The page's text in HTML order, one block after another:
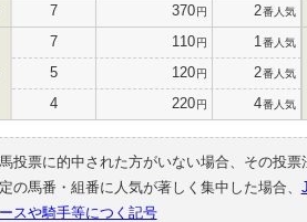
7 370円 2番人気
7 110円 1 番人気
5 120円 2番人気
4 220円 4番人気
投票に的中された方がいない場合、その投
の馬番・組番に人気が著しく集中した場合、
スや騎手等につく記号